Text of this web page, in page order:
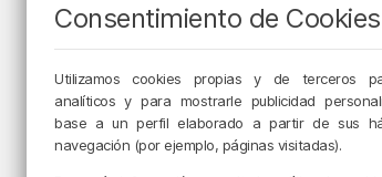
Consentimiento de Cookies
Utilizamos cookies propias y de terceros
analíticos y para mostrarle publicidad
base a un perfil elaborado a partir de sus
navegación (por ejemplo, páginas visitadas).